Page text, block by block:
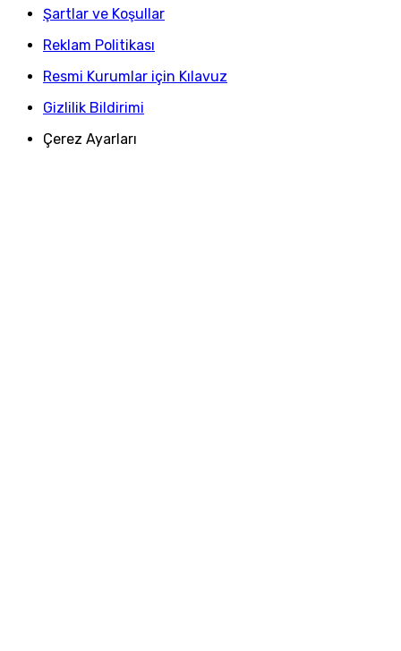
Şartlar ve Koşullar
Reklam Politikası
Resmi Kurumlar için Kılavuz
Gizlilik Bildirimi
Çerez Ayarları